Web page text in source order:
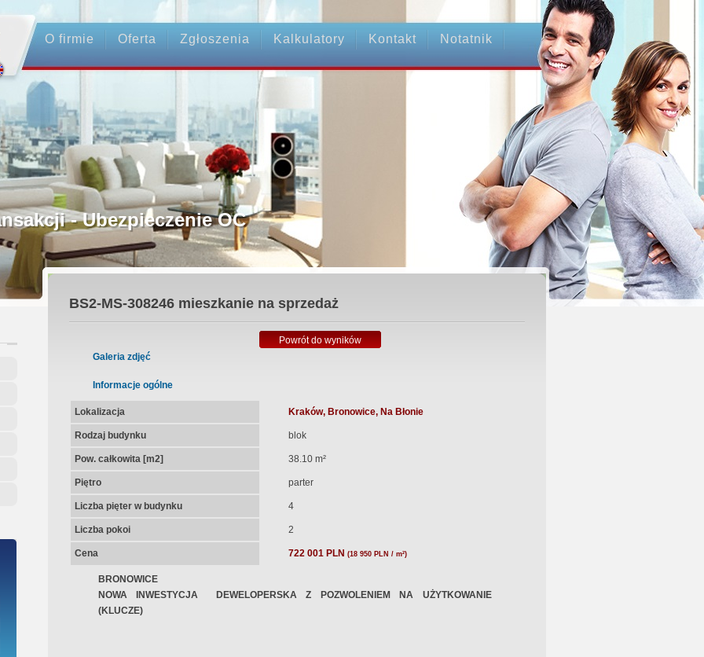
O firmie Oferta Zgłoszenia Kalkulatory Kontakt Notatnik
- Ubezpieczenie OC
Umowa Notarialna
BS2-MS-308246mieszkanie na sprzedaż
Powrót do wyników
Galeria zdjęć
Informacje ogólne
Lokalizacja Kraków, Bronowice, Na Błonie
Rodzaj budynku blok
Pow. całkowita [m2] 38.10 m²
Piętro parter
Liczba pięter w budynku 4
Liczba pokoi 2
Cena 722 001 PLN (18 950 PLN / m²)
BRONOWICE
NOWA INWESTYCJA
DEWELOPERSKA Z POZWOLENIEM NA UŻYTKOWANIE
(KLUCZE)